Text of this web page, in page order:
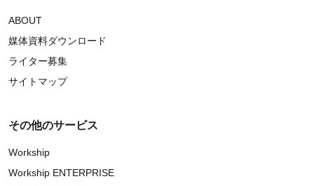
ABOUT
媒体資料ダウンロード
ライター募集
サイトマップ
その他のサービス
Workship
Workship ENTERPRISE